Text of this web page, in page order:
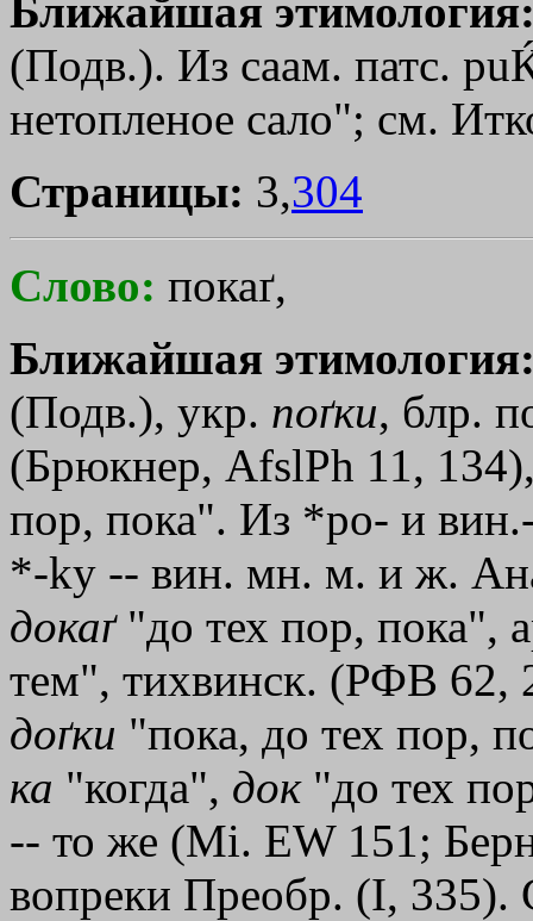
Ближайшая
(Подв.). Из саам. патс.
нетопленое сало"; см.
Страницы: 3,304
Слово: покаґ,
Ближайшая
(Подв.), укр. поґки, блр.
(Брюкнер, AfslPh 11,
пор, пока". Из *ро- и
*-kу -- вин. мн. м. и ж.
докаґ"до тех пор, пока",
тем", тихвинск. (РФВ 62,
доґки "пока, до тех пор,
ка "когда", док"до тех
-- то же (Мi. ЕW 151;
вопреки Преобр. (I, 335).